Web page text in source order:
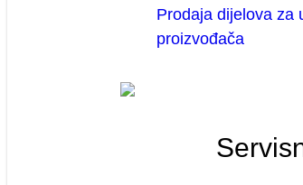
Prodaja dijelova za
proizvođača